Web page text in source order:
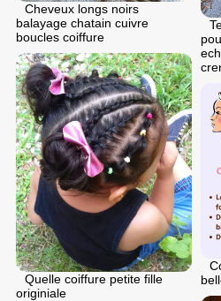
Cheveux longs noirs
balayage chatain cuivre
boucles coiffure
Quelle coiffure petite fille
originiale